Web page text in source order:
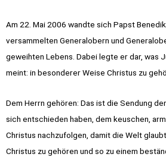
Am 22. Mai 2006 wandte sich Papst
versammelten Generalobern und
geweihten Lebens. Dabei legte er dar, was
meint: in besonderer Weise Christus zu
Dem Herrn gehören: Das ist die Sendung
sich entschieden haben, dem keuschen,
Christus nachzufolgen, damit die Welt
Christus zu gehören und so zu einem